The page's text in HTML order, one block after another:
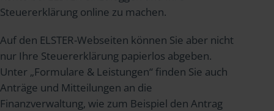
Steuererklärung online zu machen.
Auf den ELSTER-Webseiten können Sie aber nicht
nur Ihre Steuererklärung papierlos abgeben.
Unter „Formulare & Leistungen“ finden Sie auch
Anträge und Mitteilungen an die
Finanzverwaltung, wie zum Beispiel den Antrag